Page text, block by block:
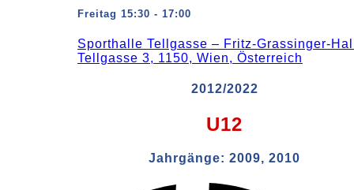
Freitag 15:30 - 17:00
Sporthalle Tellgasse – Fritz-Grassinger-
Tellgasse 3, 1150, Wien, Österreich
2012/2022
U12
Jahrgänge: 2009, 2010